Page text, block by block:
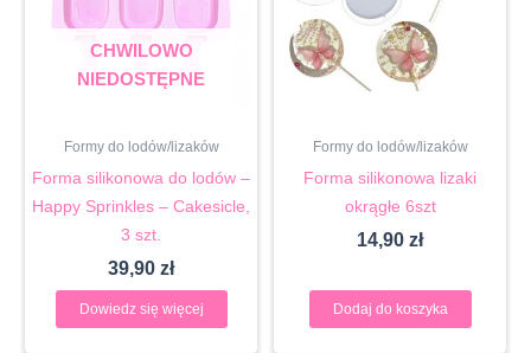
CHWILOWO
NIEDOSTĘPNE
Formy do lodów/lizaków
Forma silikonowa do lodów –
Happy Sprinkles – Cakesicle,
3 szt.
39,90 zł
Dowiedz się więcej
Formy do lodów/lizaków
Forma silikonowa lizaki
okrągłe 6szt
14,90 zł
Dodaj do koszyka